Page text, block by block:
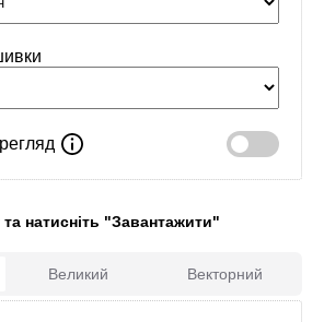
натисніть "Завантажити"
Великий Векторний